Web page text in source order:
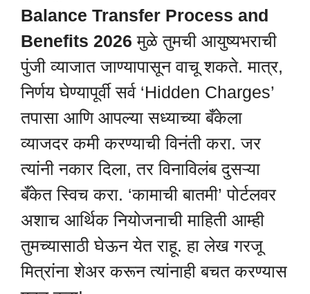
Balance Transfer Process and
Benefits 2026 मुळे तुमची आयुष्यभराची
पुंजी व्याजात जाण्यापासून वाचू शकते. मात्र,
निर्णय घेण्यापूर्वी सर्व ‘Hidden Charges’
तपासा आणि आपल्या सध्याच्या बँकेला
व्याजदर कमी करण्याची विनंती करा. जर
त्यांनी नकार दिला, तर विनाविलंब दुसऱ्या
बँकेत स्विच करा. ‘कामाची बातमी’ पोर्टलवर
अशाच आर्थिक नियोजनाची माहिती आम्ही
तुमच्यासाठी घेऊन येत राहू. हा लेख गरजू
मित्रांना शेअर करून त्यांनाही बचत करण्यास